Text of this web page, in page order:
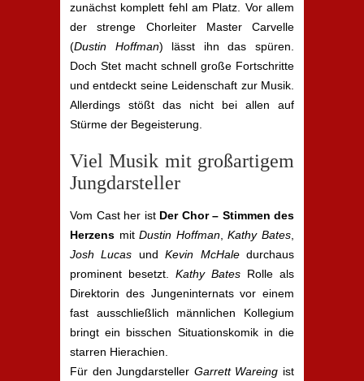
zunächst komplett fehl am Platz. Vor allem
der strenge Chorleiter Master Carvelle
(Dustin Hoffman) lässt ihn das spüren.
Doch Stet macht schnell große Fortschritte
und entdeckt seine Leidenschaft zur Musik.
Allerdings stößt das nicht bei allen auf
Stürme der Begeisterung.
Viel Musik mit großartigem
Jungdarsteller
Vom Cast her ist Der Chor – Stimmen des
Herzens mitDustin Hoffman,Kathy Bates
Josh Lucas undKevin McHaledurchaus
prominent besetzt. Kathy Bates Rolle als
Direktorin des Jungeninternats vor einem
fast ausschließlich männlichen Kollegium
bringt ein bisschen Situationskomik in die
starren Hierachien.
Für den Jungdarsteller Garrett Wareing ist